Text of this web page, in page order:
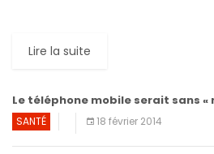
Lire la suite
Le téléphone mobile serait sans «
SANTÉ 18 février 2014